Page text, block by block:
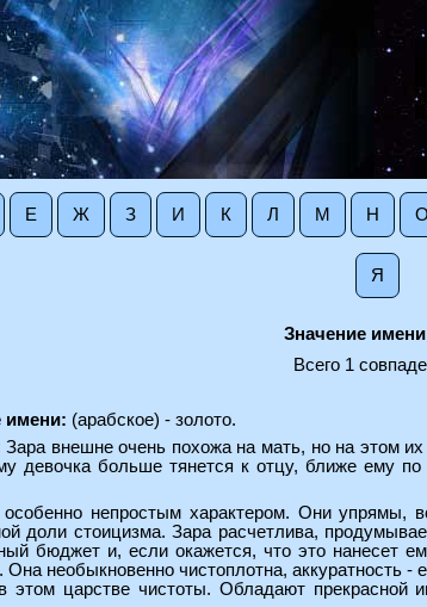
Е Ж З И К Л М Н О
Я
Значение
Всего 1
имени: (арабское) - золото.
Зара внешне очень похожа на мать, но на этом
девочка больше тянется к отцу, ближе ему
непростым характером. Они
доли стоицизма. Зара расчетлива,
бюджет и, если окажется, что это нанесет
необыкновенно чистоплотна, аккуратность -
этом царстве чистоты. Обладают